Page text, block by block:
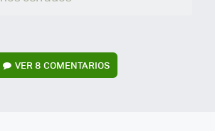
VER8 COMENTARIOS